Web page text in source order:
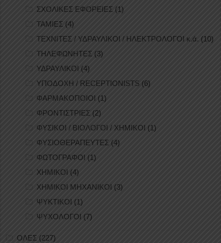
ΣΧΟΛΙΚΕΣ ΕΦΟΡΕΙΕΣ (1)
ΤΑΜΙΕΣ (4)
ΤΕΧΝΙΤΕΣ / ΥΔΡΑΥΛΙΚΟΙ / ΗΛΕΚΤΡΟΛΟΓΟΙ κ.ά. (10)
ΤΗΛΕΦΩΝΗΤΕΣ (3)
ΥΔΡΑΥΛΙΚΟΙ (4)
ΥΠΟΔΟΧΗ / RECEPTIONISTS (6)
ΦΑΡΜΑΚΟΠΟΙΟΙ (1)
ΦΡΟΝΤΙΣΤΡΙΕΣ (2)
ΦΥΣΙΚΟΙ / ΒΙΟΛΟΓΟΙ / ΧΗΜΙΚΟΙ (1)
ΦΥΣΙΟΘΕΡΑΠΕΥΤΕΣ (4)
ΦΩΤΟΓΡΑΦΟΙ (1)
ΧΗΜΙΚΟΙ (4)
ΧΗΜΙΚΟΙ ΜΗΧΑΝΙΚΟΙ (3)
ΨΥΚΤΙΚΟΙ (1)
ΨΥΧΟΛΟΓΟΙ (7)
ΟΛΕΣ (227)